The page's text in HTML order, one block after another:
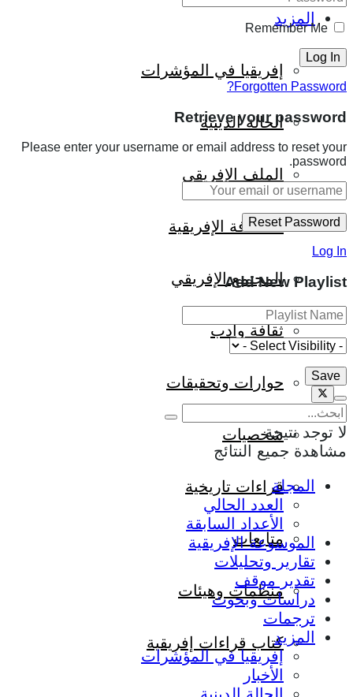
المزيد
إفريقيا في المؤشرات
الحالة الدينية
الملف الإفريقي
الصحافة الإفريقية
المجتمع الإفريقي
ثقافة وأدب
حوارات وتحقيقات
شخصيات
قراءات تاريخية
متابعات
منظمات وهيئات
كتاب قراءات إفريقية
Remember Me
Forgotten Password?
Retrieve your password
Please enter your username or email address to reset your
password.
Log In
Add New Playlist
لا توجد نتيجة
مشاهدة جميع النتائج
المجلة
العدد الحالي
الأعداد السابقة
الموسوعة الإفريقية
تقارير وتحليلات
تقدير موقف
دراسات وبحوث
ترجمات
المزيد
إفريقيا في المؤشرات
الأخبار